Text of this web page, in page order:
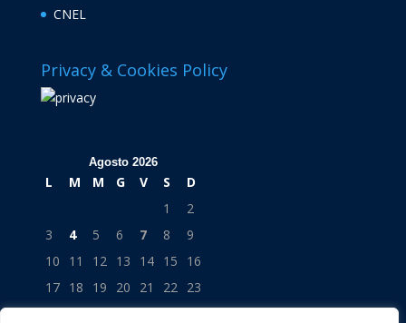
CNEL
Privacy & Cookies Policy
Agosto 2026
L M M G V S
D
1
2
3
4 5 6 7 8
9
10
11 12 13 14 15
16
17 18 19 20 21 22
23
24 25 26 27 28 29 30